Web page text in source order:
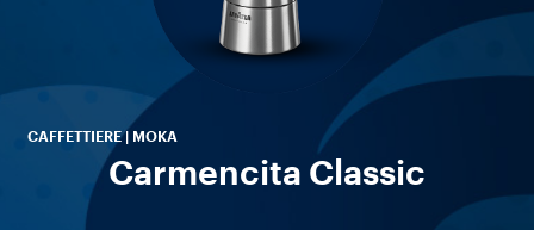
CAFFETTIERE | MOKA
Carmencita Classic